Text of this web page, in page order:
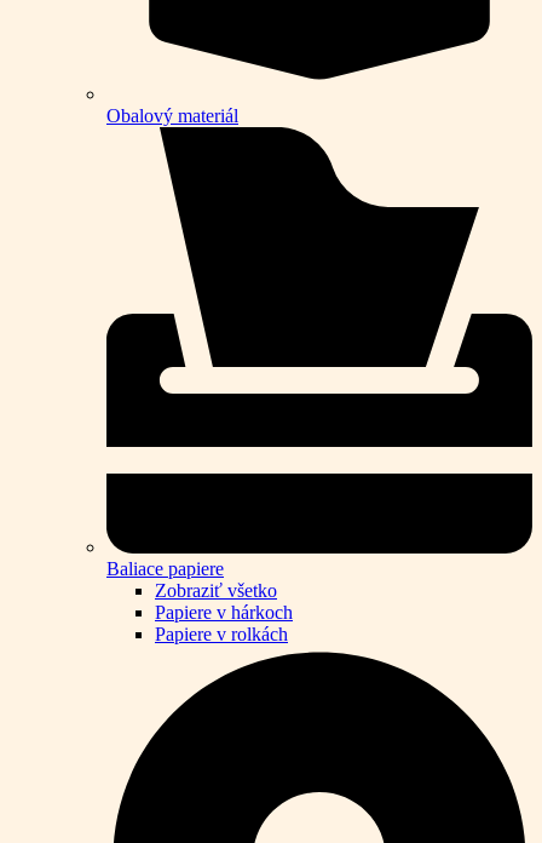
Obalový materiál
Baliace papiere
Zobraziť všetko
Papiere v hárkoch
Papiere v rolkách